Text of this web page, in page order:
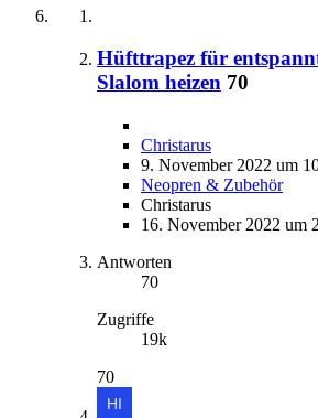
Hüfttrapez für
Slalom heizen 70
Christarus
9. November 2022 um
Neopren & Zubehör
Christarus
16. November 2022 um
Antworten
70
Zugriffe
19k
70